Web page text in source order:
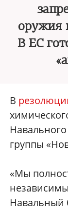
оружия
В ЕС
В
группы
«Мы
Навальный